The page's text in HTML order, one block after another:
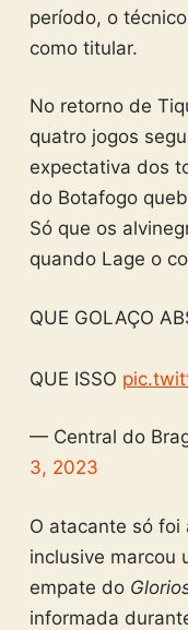
período, o
como titular.
No retorno de
quatro jogos
expectativa dos
do Botafogo
Só que os
quando Lage o
QUE GOLAÇO
QUE ISSO
— Central do
3, 2023
O atacante só foi
inclusive marcou
empate do
informada